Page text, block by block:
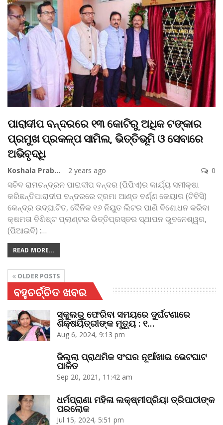
ପାରାଦୀପ ବନ୍ଦରରେ ୧୩ କୋଟିରୁ ଅଧିକ ଟଙ୍କାର
ପ୍ରମୁଖ ପ୍ରକଳ୍ପ ସାମିଲ, ଭିତ୍ତିଭୂମି ଓ ସେବାରେ
ଅଭିବୃଦ୍ଧି
Koshala Prabaha 2 years ago 0
ସଚିବ ରାମଚନ୍ଦ୍ରନ ପାରାଦୀପ ବନ୍ଦର (ପିପିଏ)ର କାର୍ଯ୍ୟ ସମୀକ୍ଷା
କରିଛନ୍ତିପାରାଦୀପ ବନ୍ଦରରେ ଟ୍ରମା ଆଣ୍ଡ ବର୍ଣ୍ଣ କେୟାର (ଟିବିସି)
କେନ୍ଦ୍ର ଉଦ୍‌ଘାଟିତ, ଦୈନିକ ୧୬ ନିୟୁତ ଲିଟର ପାଣି ବିଶୋଧନ କରିବା
କ୍ଷମତା ବିଶିଷ୍ଟ ପ୍ଲାଣ୍ଟର ଭିତ୍ତିପ୍ରସ୍ତର ସ୍ଥାପନଭୁବନେଶ୍ୱର,
(ପିଆଇବି) :…
READ MORE...
OLDER POSTS
ବହୁଚର୍ଚ୍ଚିତ ଖବର
ସ୍କୁଲରୁ ଫେରିବା ସମୟରେ ଦୁର୍ଘଟଣାରେ
ଶିକ୍ଷୟିତ୍ରୀଙ୍କ ମୃତ୍ୟୁ : ୧…
Aug 6, 2024, 9:13 pm
ଜିଲ୍ଲା ପ୍ରାଥମିକ ସଂଘର ନୂଆଁଖାଇ ଭେଟଘାଟ
ପାଳିତ
Sep 20, 2021, 11:42 am
ଧର୍ମପ୍ରାଣା ମହିଳା ଲକ୍ଷ୍ମୀପ୍ରିୟା ତ୍ରିପାଠୀଙ୍କ
ପରଲୋକ
Jul 15, 2024, 5:51 pm